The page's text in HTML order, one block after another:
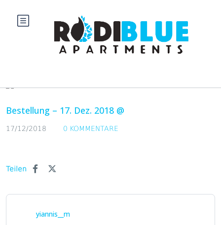
Bestellung – 17. Dez. 2018 @
17/12/2018 0 KOMMENTARE
Teilen
yiannis__m